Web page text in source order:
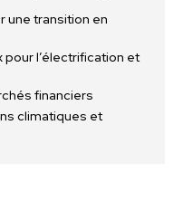
une transition en
pour l’électrification et
financiers
climatiques et